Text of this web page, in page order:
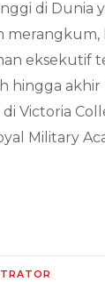
di Dunia
merangkum,
eksekutif
hingga akhir
Victoria
Military